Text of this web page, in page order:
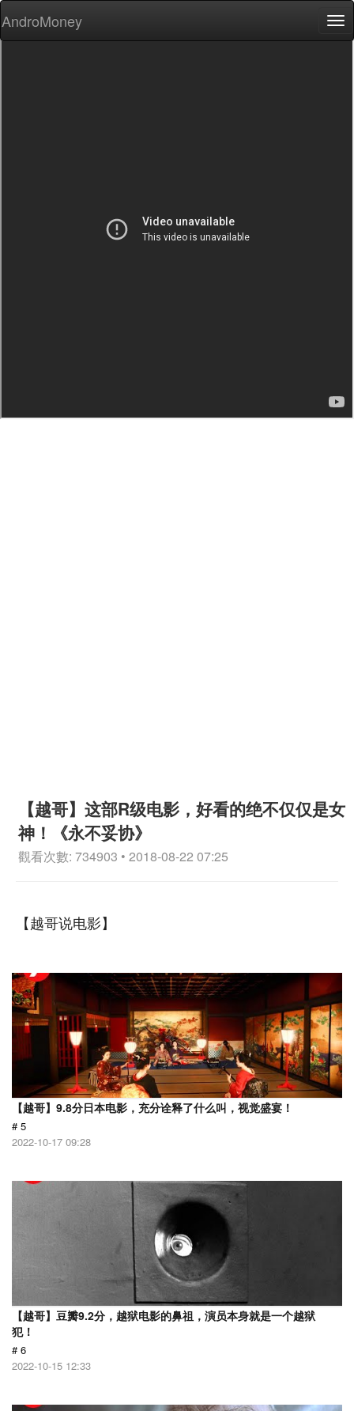
AndroMoney
【越哥】这部R级电影，好看的绝不仅仅是女
神！《永不妥协》
觀看次數: 734903 • 2018-08-22 07:25
【越哥说电影】
【越哥】9.8分日本电影，充分诠释了什么叫，视觉盛宴！
# 5
2022-10-17 09:28
【越哥】豆瓣9.2分，越狱电影的鼻祖，演员本身就是一个越狱
犯！
# 6
2022-10-15 12:33